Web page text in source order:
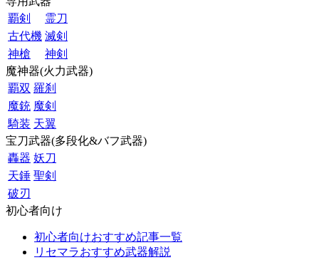
覇剣
霊刀
古代機 滅剣
神槍
神剣
魔神器(火力武器)
覇双 羅刹
魔銃 魔剣
騎装 天翼
宝刀武器(多段化&バフ武器)
轟器 妖刀
天錘 聖剣
破刃
初心者向け
初心者向けおすすめ記事一覧
リセマラおすすめ武器解説